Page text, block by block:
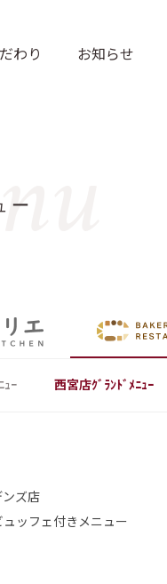
ー
ｭｰ 西宮店ｸﾞﾗﾝﾄﾞﾒﾆｭｰ
ズ店
ッフェ付きメニュー